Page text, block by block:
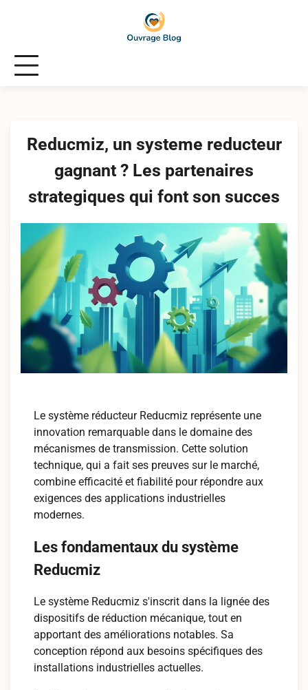
Reducmiz, un systeme reducteur
gagnant ? Les partenaires
strategiques qui font son succes
Le système réducteur Reducmiz représente une
innovation remarquable dans le domaine des
mécanismes de transmission. Cette solution
technique, qui a fait ses preuves sur le marché,
combine efficacité et fiabilité pour répondre aux
exigences des applications industrielles
modernes.
Les fondamentaux du système
Reducmiz
Le système Reducmiz s'inscrit dans la lignée des
dispositifs de réduction mécanique, tout en
apportant des améliorations notables. Sa
conception répond aux besoins spécifiques des
installations industrielles actuelles.